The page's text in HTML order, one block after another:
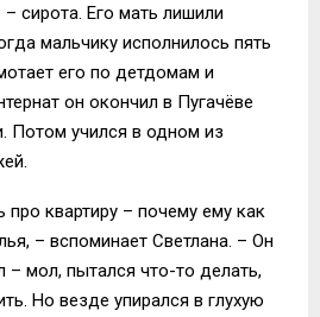
сирота. Его мать лишили
мальчику исполнилось пять
его по детдомам и
он окончил в Пугачёве
Потом учился в одном из
про квартиру – почему ему как
– вспоминает Светлана. – Он
– мол, пытался что-то делать,
Но везде упирался в глухую